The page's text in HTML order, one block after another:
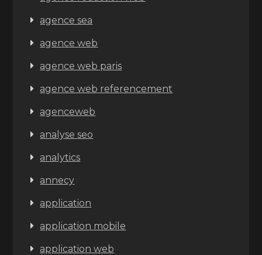
agence sea
agence web
agence web paris
agence web referencement
agenceweb
analyse seo
analytics
annecy
application
application mobile
application web